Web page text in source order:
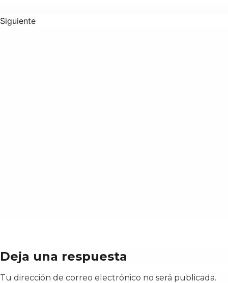
Siguiente
Deja una respuesta
Tu dirección de correo electrónico no será publicada.